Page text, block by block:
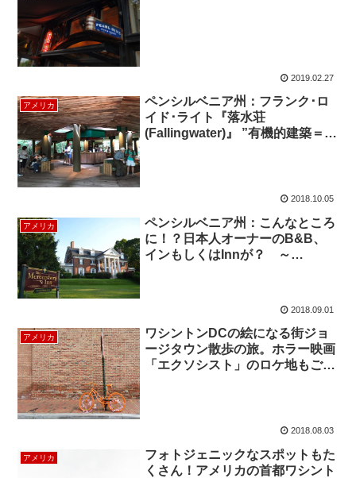
2019.02.27
アメリカ
ペンシルベニア州：フランク･ロ
イド･ライト『落水荘
(Fallingwater)』 ”有機的建築＝自
2018.10.05
アメリカ
ペンシルベニア州：こんなところ
に！？日本人オーナーのB&B、
インもしくはInnが？ ～
2018.09.01
アメリカ
ワシントンDCの絵になる街ジョ
ージタウン散歩の旅。ホラー映画
「エクソシスト」のロケ地もご紹
2018.08.03
アメリカ
フォトジェニックなスポットもた
くさん！アメリカの首都ワシント